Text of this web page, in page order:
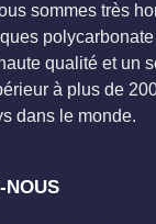
sommes très
qualité et un
à plus de
dans le monde.
NOUS